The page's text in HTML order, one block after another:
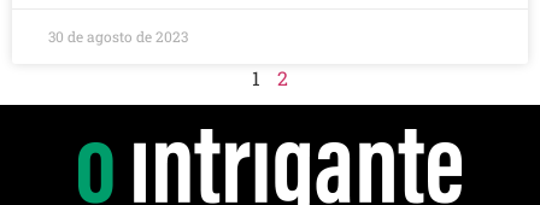
30 de agosto de 2023
1 2